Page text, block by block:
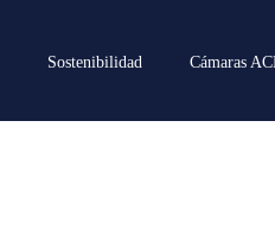
Sostenibilidad Cámaras